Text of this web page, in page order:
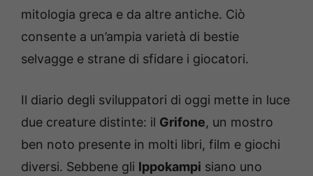
mitologia greca e da altre antiche. Ciò
consente a un’ampia varietà di bestie
selvagge e strane di sfidare i giocatori.
Il diario degli sviluppatori di oggi mette in luce
due creature distinte: il Grifone, un mostro
ben noto presente in molti libri, film e giochi
diversi. Sebbene gli Ippokampi siano uno